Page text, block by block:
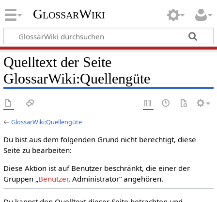
GlossarWiki
Quelltext der Seite
GlossarWiki:Quellengüte
←GlossarWiki:Quellengüte
Du bist aus dem folgenden Grund nicht berechtigt, diese
Seite zu bearbeiten:
Diese Aktion ist auf Benutzer beschränkt, die einer der
Gruppen „Benutzer, Administrator“ angehören.